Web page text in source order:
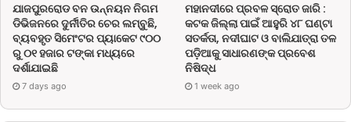
ଯାଜପୁରରୋଡ ବନ ଉନ୍ନୟନ ନିଗମ
ଡିଭିଜନରେ ଦୁର୍ନୀତିର ଚେର ଲମ୍ବୁଛି,
ବ୍ୟବହୃତ ସିମେଂଟର ପ୍ୟାକେଟ ୯୦୦
ରୁ ୦୧ ହଜାର ଟଙ୍କା ମଧ୍ୟରେ
ଦର୍ଶାଯାଇଛି
7 days ago
ମହାନଦୀରେ ପ୍ରବଳ ସ୍ରୋତ ଜାରି :
କଟକ ଜିଲ୍ଲା ପାଇଁ ଆହୁରି ୪୮ ଘଣ୍ଟା
ସତର୍କତା, ନଦୀଘାଟ ଓ ବାଲିଯାତ୍ରା ତଳ
ପଡ଼ିଆକୁ ସାଧାରଣଙ୍କ ପ୍ରବେଶ
ନିଷିଦ୍ଧ
1 week ago